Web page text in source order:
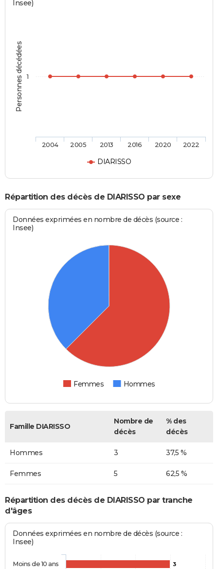
Personnes décédées
Insee)
DIARISSO
2004 2005 2013 2016 2020 2022
1
Répartition des décès de DIARISSO par sexe
Données exprimées en nombre de décès (source :
Insee)
Femmes Hommes
Famille DIARISSO
Nombre de
décès
% des
décès
Hommes 3 37,5 %
Femmes 5 62,5 %
Répartition des décès de DIARISSO par tranche
d'âges
Données exprimées en nombre de décès (source :
Insee)
3
Moins de 10 ans